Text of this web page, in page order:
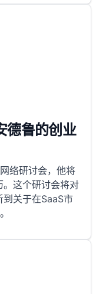
德鲁的创业
络研讨会，他将
。这个研讨会将对
关于在SaaS市